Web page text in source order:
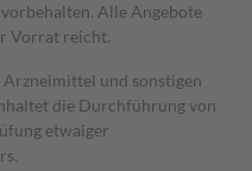
Alle Angebote
Vorrat reicht.
und sonstigen
die Durchführung von
etwaiger